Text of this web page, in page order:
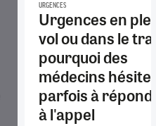
URGENCES
Urgences en
vol ou dans le
pourquoi des
médecins
parfois à
à l'appel